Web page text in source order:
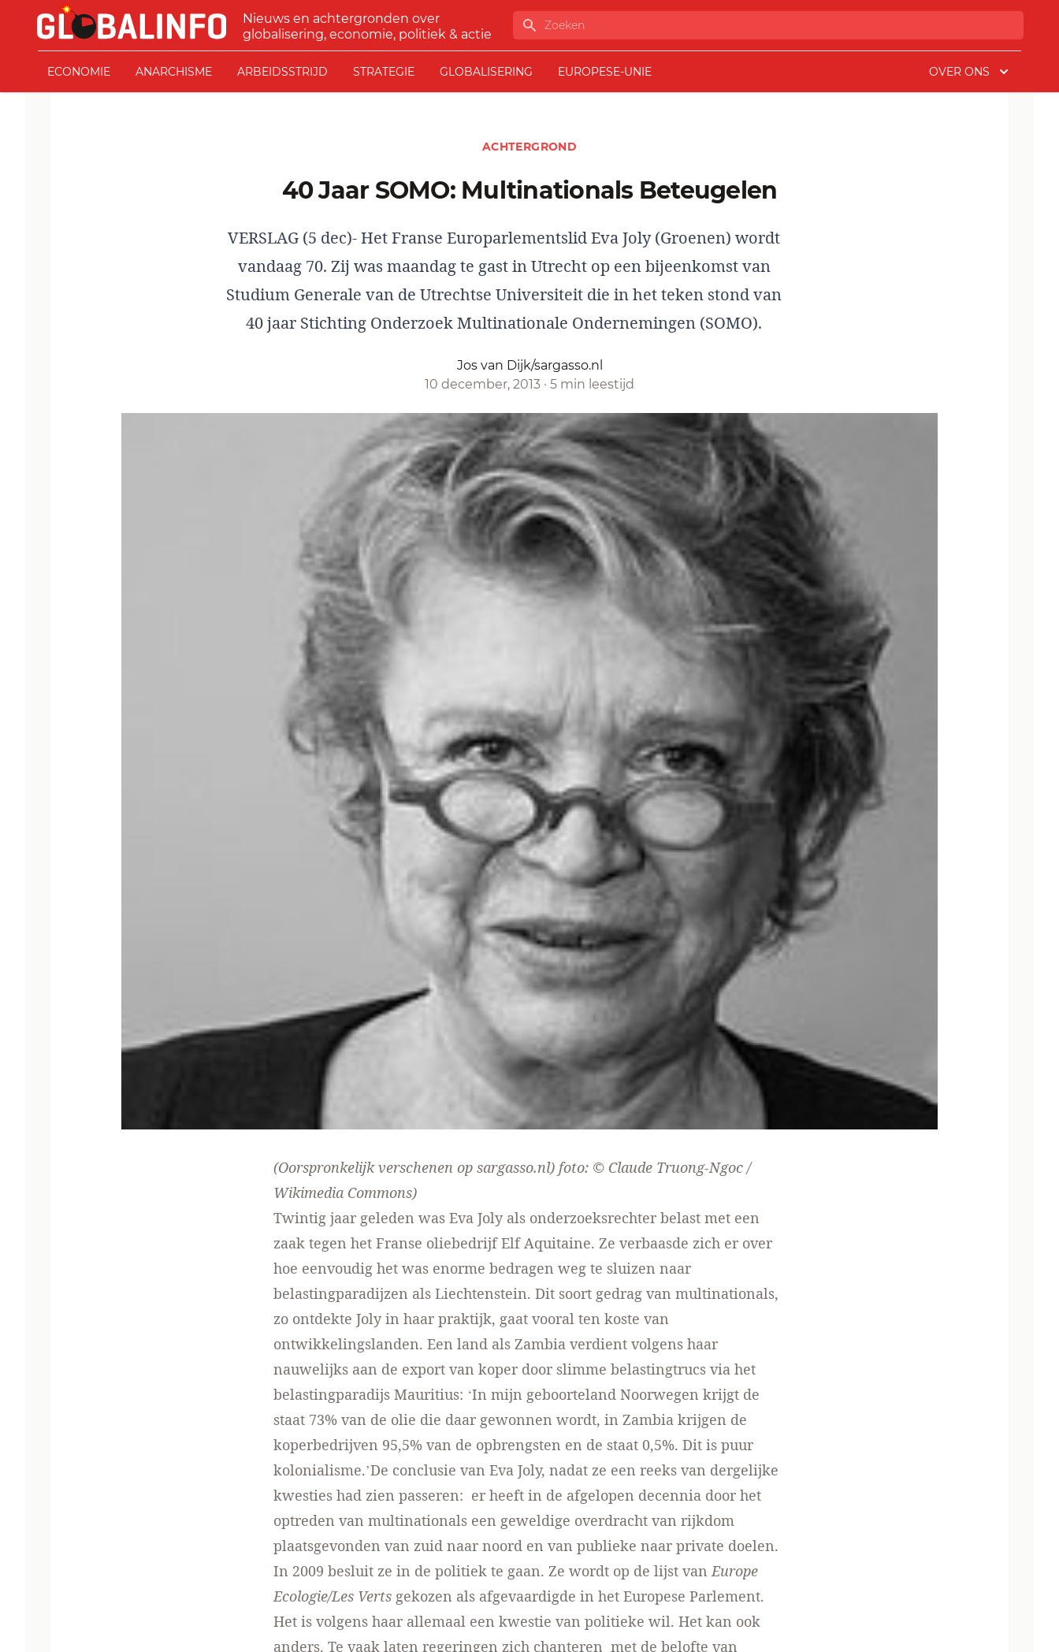
Ga naar de inhoud
GLOBALINFO
Nieuws en achtergronden over
globalisering, economie, politiek & actie
Zoeken
ECONOMIE ANARCHISME ARBEIDSSTRIJD STRATEGIE GLOBALISERING EUROPESE-UNIE OVER ONS
ACHTERGROND
40 Jaar SOMO: Multinationals Beteugelen
VERSLAG (5 dec)- Het Franse EuroparlementslidEva Joly(Groenen) wordt
vandaag 70. Zij was maandag te gast in Utrecht op een bijeenkomst van
Studium Generale van de Utrechtse Universiteit die in het teken stond van
40 jaar Stichting Onderzoek Multinationale Ondernemingen (SOMO).
Jos van Dijk/sargasso.nl
10 december, 2013 · 5 min leestijd
(Oorspronkelijk verschenen op sargasso.nl) foto: © Claude Truong-Ngoc /
Wikimedia Commons)
Twintig jaar geleden was Eva Joly als onderzoeksrechter belast met een
zaak tegen het Franse oliebedrijf Elf Aquitaine. Ze verbaasde zich er over
hoe eenvoudig het was enorme bedragen weg te sluizen naar
belastingparadijzen als Liechtenstein. Dit soort gedrag van multinationals,
zo ontdekte Joly in haar praktijk, gaat vooral ten koste van
ontwikkelingslanden. Een land als Zambia verdient volgens haar
nauwelijks aan de export van koper door slimme belastingtrucs via het
belastingparadijs Mauritius: ‘In mijn geboorteland Noorwegen krijgt de
staat 73% van de olie die daar gewonnen wordt, in Zambia krijgen de
koperbedrijven 95,5% van de opbrengsten en de staat 0,5%. Dit is puur
kolonialisme.’De conclusie van Eva Joly, nadat ze een reeks van dergelijke
kwesties had zien passeren: er heeft in de afgelopen decennia door het
optreden van multinationals een geweldige overdracht van rijkdom
plaatsgevonden van zuid naar noord en van publieke naar private doelen.
In 2009 besluit ze in de politiek te gaan. Ze wordt op de lijst vanEurope
Ecologie/Les Verts gekozen als afgevaardigde in het Europese Parlement.
Het is volgens haar allemaal een kwestie van politieke wil. Het kan ook
anders. Te vaak laten regeringen zich chanteren met de belofte van